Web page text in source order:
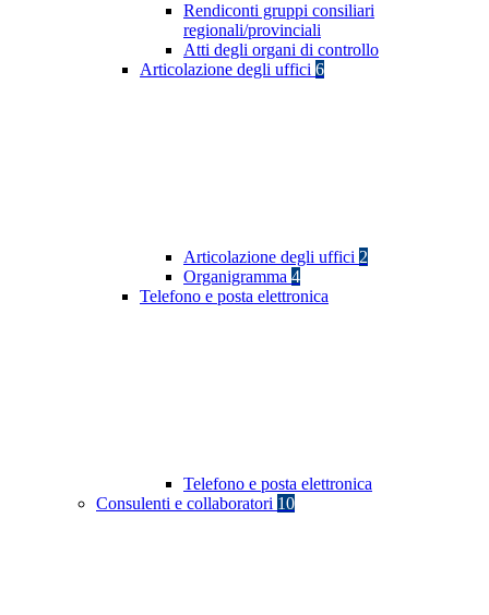
Rendiconti gruppi consiliari
regionali/provinciali
Atti degli organi di controllo
Articolazione degli uffici 6
Articolazione degli uffici 2
Organigramma 4
Telefono e posta elettronica
Telefono e posta elettronica
Consulenti e collaboratori 10